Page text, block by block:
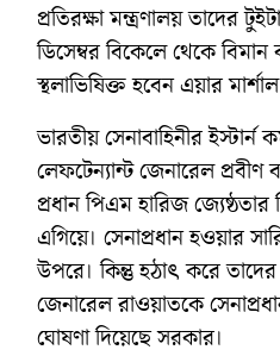
প্রতিরক্ষা মন্ত্রণালয় তাদের
ডিসেম্বর বিকেলে থেকে বিমান
স্থলাভিষিক্ত হবেন এয়ার
ভারতীয় সেনাবাহিনীর ইস্টার্ন
লেফটেন্যান্ট জেনারেল প্রবীণ
প্রধান পিএম হারিজ
এগিয়ে। সেনাপ্রধান হওয়ার
উপরে। কিন্তু হঠাৎ করে
জেনারেল রাওয়াতকে
ঘোষণা দিয়েছে সরকার।